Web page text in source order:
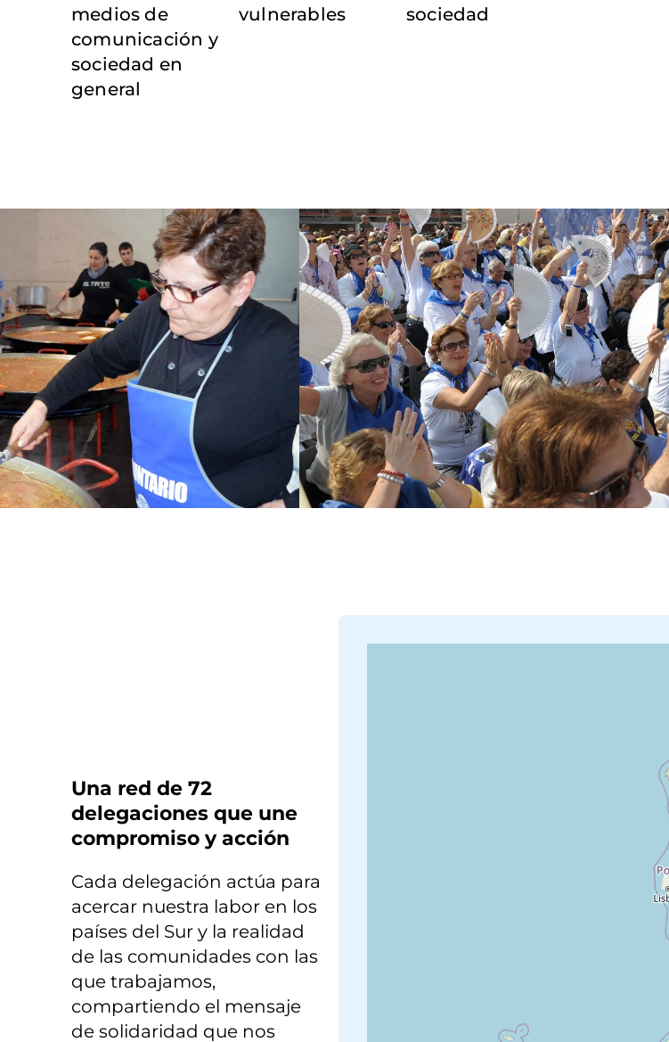
medios de
comunicación y
sociedad en
general
vulnerables
sociedad
Una red de 72
delegaciones que une
compromiso y acción
Cada delegación actúa para
acercar nuestra labor en los
países del Sur y la realidad
de las comunidades con las
que trabajamos,
compartiendo el mensaje
de solidaridad que nos